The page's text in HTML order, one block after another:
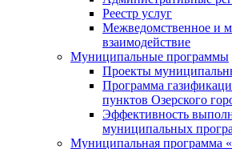
Реестр услуг
Межведомственное и
взаимодействие
Муниципальные программы
Проекты
Программа
пунктов Озерского
Эффективность
муниципальных
Муниципальная программа